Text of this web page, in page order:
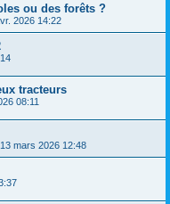
ou des forêts ?
2026 14:22
tracteurs
08:11
13 mars 2026 12:48